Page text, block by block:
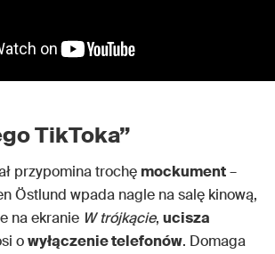
TikToka”
przypomina trochę mockument–
Östlund wpada nagle na salę kinową,
na ekranie W trójkącie, ucisza
owyłączenie telefonów. Domaga